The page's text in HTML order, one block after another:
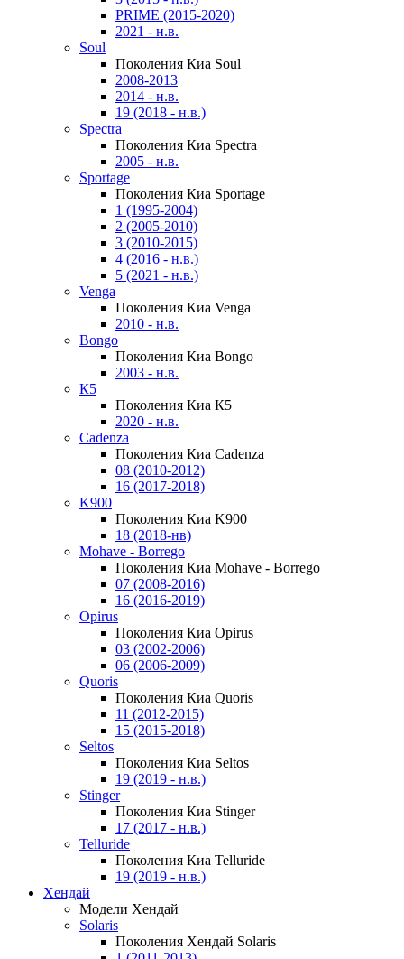
PRIME (2015-2020)
2021 - н.в.
Soul
Поколения Киа Soul
2008-2013
2014 - н.в.
19 (2018 - н.в.)
Spectra
Поколения Киа Spectra
2005 - н.в.
Sportage
Поколения Киа Sportage
1 (1995-2004)
2 (2005-2010)
3 (2010-2015)
4 (2016 - н.в.)
5 (2021 - н.в.)
Venga
Поколения Киа Venga
2010 - н.в.
Bongo
Поколения Киа Bongo
2003 - н.в.
К5
Поколения Киа К5
2020 - н.в.
Cadenza
Поколения Киа Cadenza
08 (2010-2012)
16 (2017-2018)
K900
Поколения Киа K900
18 (2018-нв)
Mohave - Borrego
Поколения Киа Mohave - Borrego
07 (2008-2016)
16 (2016-2019)
Opirus
Поколения Киа Opirus
03 (2002-2006)
06 (2006-2009)
Quoris
Поколения Киа Quoris
11 (2012-2015)
15 (2015-2018)
Seltos
Поколения Киа Seltos
19 (2019 - н.в.)
Stinger
Поколения Киа Stinger
17 (2017 - н.в.)
Telluride
Поколения Киа Telluride
19 (2019 - н.в.)
Хендай
Модели Хендай
Solaris
Поколения Хендай Solaris